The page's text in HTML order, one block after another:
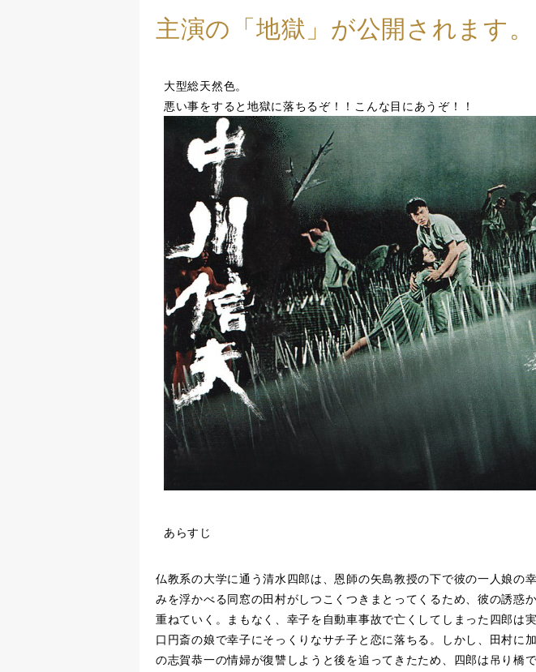
主演の「地獄」が公開されます。
大型総天然色。
悪い事をすると地獄に落ちるぞ！！こんな目にあうぞ！！
あらすじ
仏教系の大学に通う清水四郎は、恩師の矢島教授の下で彼の一人娘の
みを浮かべる同窓の田村がしつこくつきまとってくるため、彼の誘惑
重ねていく。まもなく、幸子を自動車事故で亡くしてしまった四郎は
口円斎の娘で幸子にそっくりなサチ子と恋に落ちる。しかし、田村に
の志賀恭一の情婦が復讐しようと後を追ってきたため、四郎は吊り橋